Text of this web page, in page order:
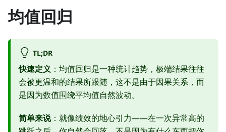
均值回归
TL;DR
快速定义 ：均值回归是一种统计趋势，极端结果往往
会被更温和的结果所跟随，这不是由于因果关系，而
是因为数值围绕平均值自然波动。
简单来说：就像绩效的地心引力——在一次异常高的